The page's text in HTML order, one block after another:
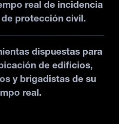
real de incidencia
protección civil.
dispuestas para
de edificios,
y brigadistas de su
real.